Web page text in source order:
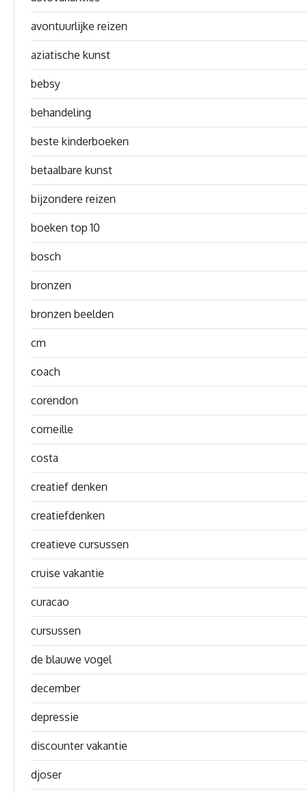
avontuurlijke reizen
aziatische kunst
bebsy
behandeling
beste kinderboeken
betaalbare kunst
bijzondere reizen
boeken top 10
bosch
bronzen
bronzen beelden
cm
coach
corendon
corneille
costa
creatief denken
creatiefdenken
creatieve cursussen
cruise vakantie
curacao
cursussen
de blauwe vogel
december
depressie
discounter vakantie
djoser